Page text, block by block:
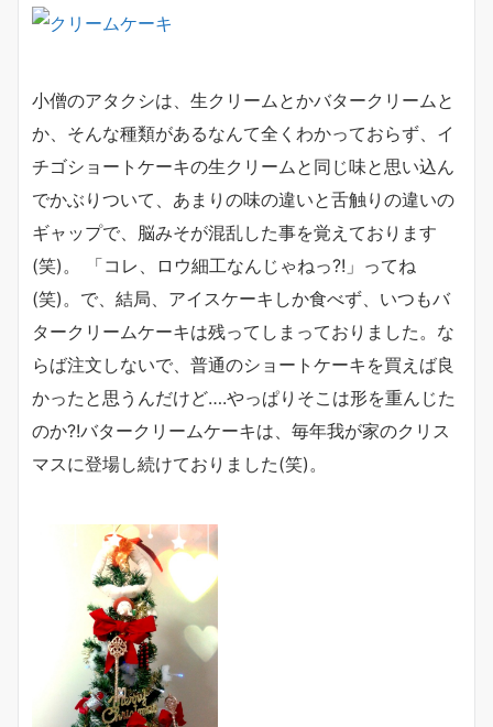
小僧のアタクシは、生クリームとかバタークリームと
か、そんな種類があるなんて全くわかっておらず、イ
チゴショートケーキの生クリームと同じ味と思い込ん
でかぶりついて、あまりの味の違いと舌触りの違いの
ギャップで、脳みそが混乱した事を覚えております
(笑)。 「コレ、ロウ細工なんじゃねっ?!」ってね
(笑)。で、結局、アイスケーキしか食べず、いつもバ
タークリームケーキは残ってしまっておりました。な
らば注文しないで、普通のショートケーキを買えば良
かったと思うんだけど….やっぱりそこは形を重んじた
のか?!バタークリームケーキは、毎年我が家のクリス
マスに登場し続けておりました(笑)。